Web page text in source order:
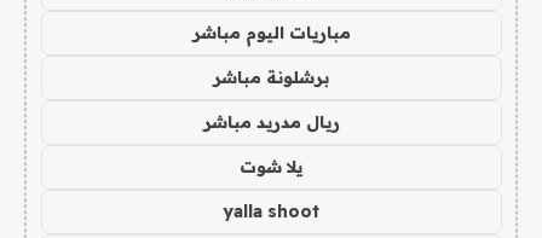
مباريات اليوم مباشر
برشلونة مباشر
ريال مدريد مباشر
يلا شوت
yalla shoot